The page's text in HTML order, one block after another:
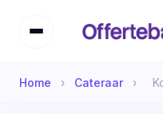
Home › Cateraar ›